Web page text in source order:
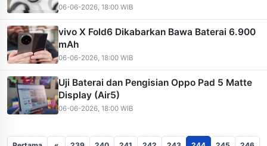
06-06-2026, 18:00 WIB
vivo X Fold6 Dikabarkan Bawa Baterai 6.900
mAh
06-06-2026, 18:00 WIB
Uji Baterai dan Pengisian Oppo Pad 5 Matte
Display (Air5)
06-06-2026, 18:00 WIB